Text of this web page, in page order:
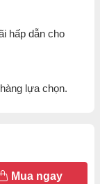
hấp dẫn cho
lựa chọn.
Mua ngay